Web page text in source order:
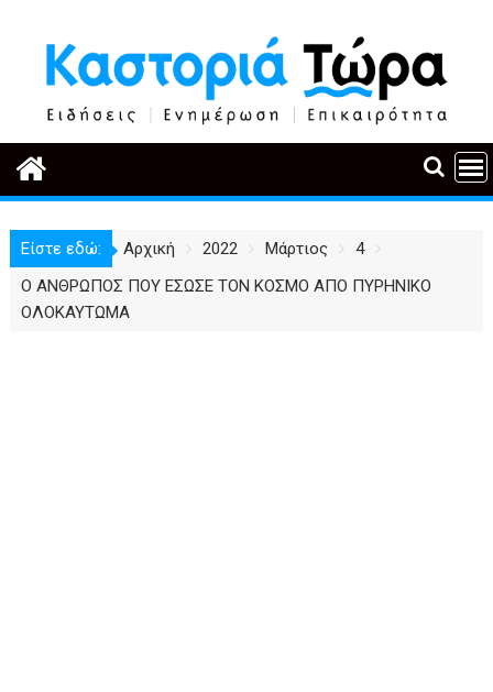
περιεχόμενο
Είστε εδώ: Αρχική 2022 Μάρτιος
4
Ο ΑΝΘΡΩΠΟΣ ΠΟΥ ΕΣΩΣΕ ΤΟΝ ΚΟΣΜΟ ΑΠΟ ΠΥΡΗΝΙΚΟ
ΟΛΟΚΑΥΤΩΜΑ